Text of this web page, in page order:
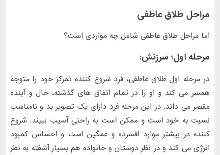
مراحل طلاق عاطفی
اما مراحل طلاق عاطفی شامل چه مواردی است؟
مرحله اول؛ سرزنش:
در مرحله اول طلاق عاطفی، فرد شروع کننده تمرکز خود را متوجه
همسر می کند و او را در تمام اتفاق های گذشته، حال و آینده
مقصر می داند. در این مرحله فرد دارای یک تصویر بد و نامناسب
نسبت به خود است و ممکن است به راحتی آسیب ببیند. شروع
کننده در بیشتر موارد افسرده و غمگین است و احساس کمبود
انرژی می کند و در نظر دوستان و خانواده هم بسیار آشفته به نظر